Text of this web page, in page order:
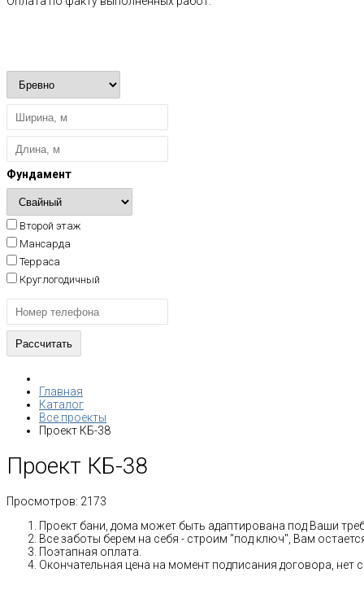
Фундамент
Второй этаж
Мансарда
Терраса
Круглогодичный
Главная
Каталог
Все проекты
Проект КБ-38
Проект КБ-38
Просмотров: 2173
Проект бани, дома может быть адаптирована под Ваши
Все заботы берем на себя - строим "под ключ", Вам
Поэтапная оплата.
Окончательная цена на момент подписания договора, нет